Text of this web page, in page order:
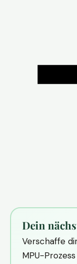
Dein
Verschaffe
MPU-